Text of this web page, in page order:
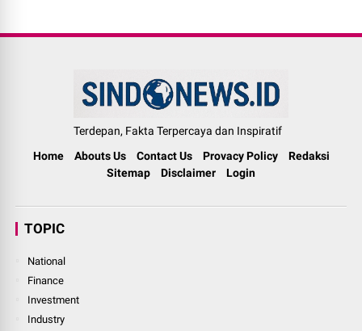
Terdepan, Fakta Terpercaya dan Inspiratif
Home
Abouts Us Contact Us Provacy Policy
Redaksi
Sitemap
Disclaimer Login
TOPIC
National
Finance
Investment
Industry